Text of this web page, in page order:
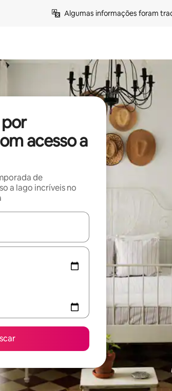
Algumas informações foram
acesso a
de
a lago incríveis no
disponíveis, explore-os usando as seta